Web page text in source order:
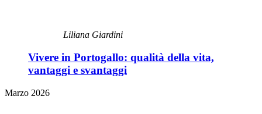
Liliana Giardini
Vivere in Portogallo: qualità della vita,
vantaggi e svantaggi
Marzo 2026